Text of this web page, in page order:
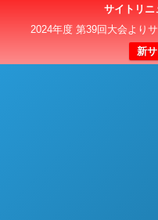
サイトリニ
2024年度 第39回大会より
新
日本クラブユース